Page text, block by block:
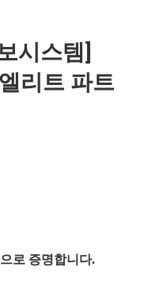
시스템]
리트 파트
로 증명합니다.